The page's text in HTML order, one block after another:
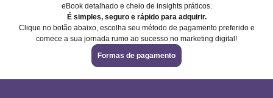
eBook detalhado e cheio de insights práticos.
É simples, seguro e rápido para adquirir.
Clique no botão abaixo, escolha seu método de pagamento preferido e
comece a sua jornada rumo ao sucesso no marketing digital!
Formas de pagamento